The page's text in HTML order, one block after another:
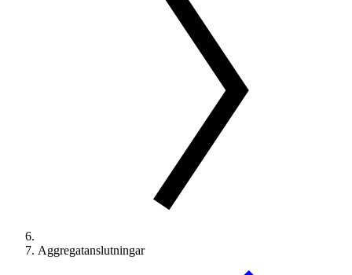
Aggregatanslutningar